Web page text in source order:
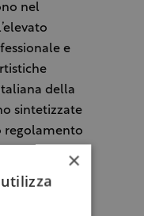
nel
e
della
sintetizzate
regolamento
del dolce
×